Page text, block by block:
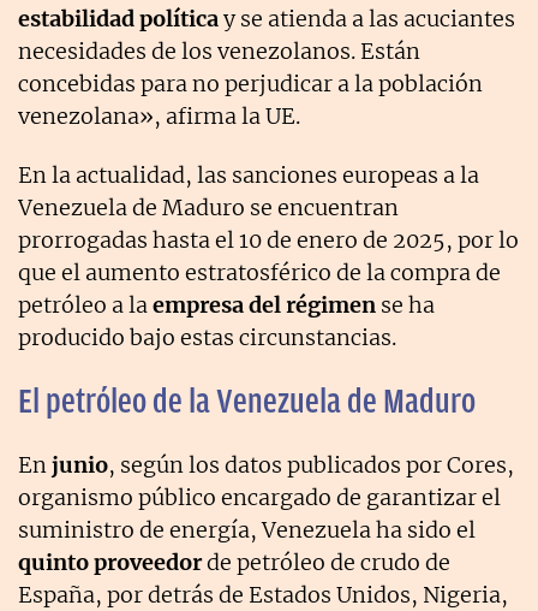
estabilidad políticay se atienda a las acuciantes
necesidades de los venezolanos. Están
concebidas para no perjudicar a la población
venezolana», afirma la UE.
En la actualidad, las sanciones europeas a la
Venezuela de Maduro se encuentran
prorrogadas hasta el 10 de enero de 2025, por lo
que el aumento estratosférico de la compra de
petróleo a laempresa del régimen se ha
producido bajo estas circunstancias.
El petróleo de la Venezuela de Maduro
Enjunio, según los datos publicados por Cores,
organismo público encargado de garantizar el
suministro de energía, Venezuela ha sido el
quinto proveedorde petróleo de crudo de
España, por detrás de Estados Unidos, Nigeria,